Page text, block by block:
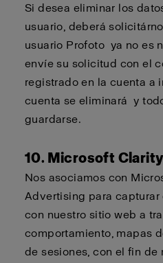
Si desea eliminar los
usuario, deberá
usuario Profoto ya no es
envíe su solicitud con el
registrado en la cuenta a
cuenta seeliminará y
guardarse.
10. Microsoft Clarity
Nos asociamos con
Advertising para capturar
con nuestro sitio web a
comportamiento, mapas
de sesiones, con el fin de